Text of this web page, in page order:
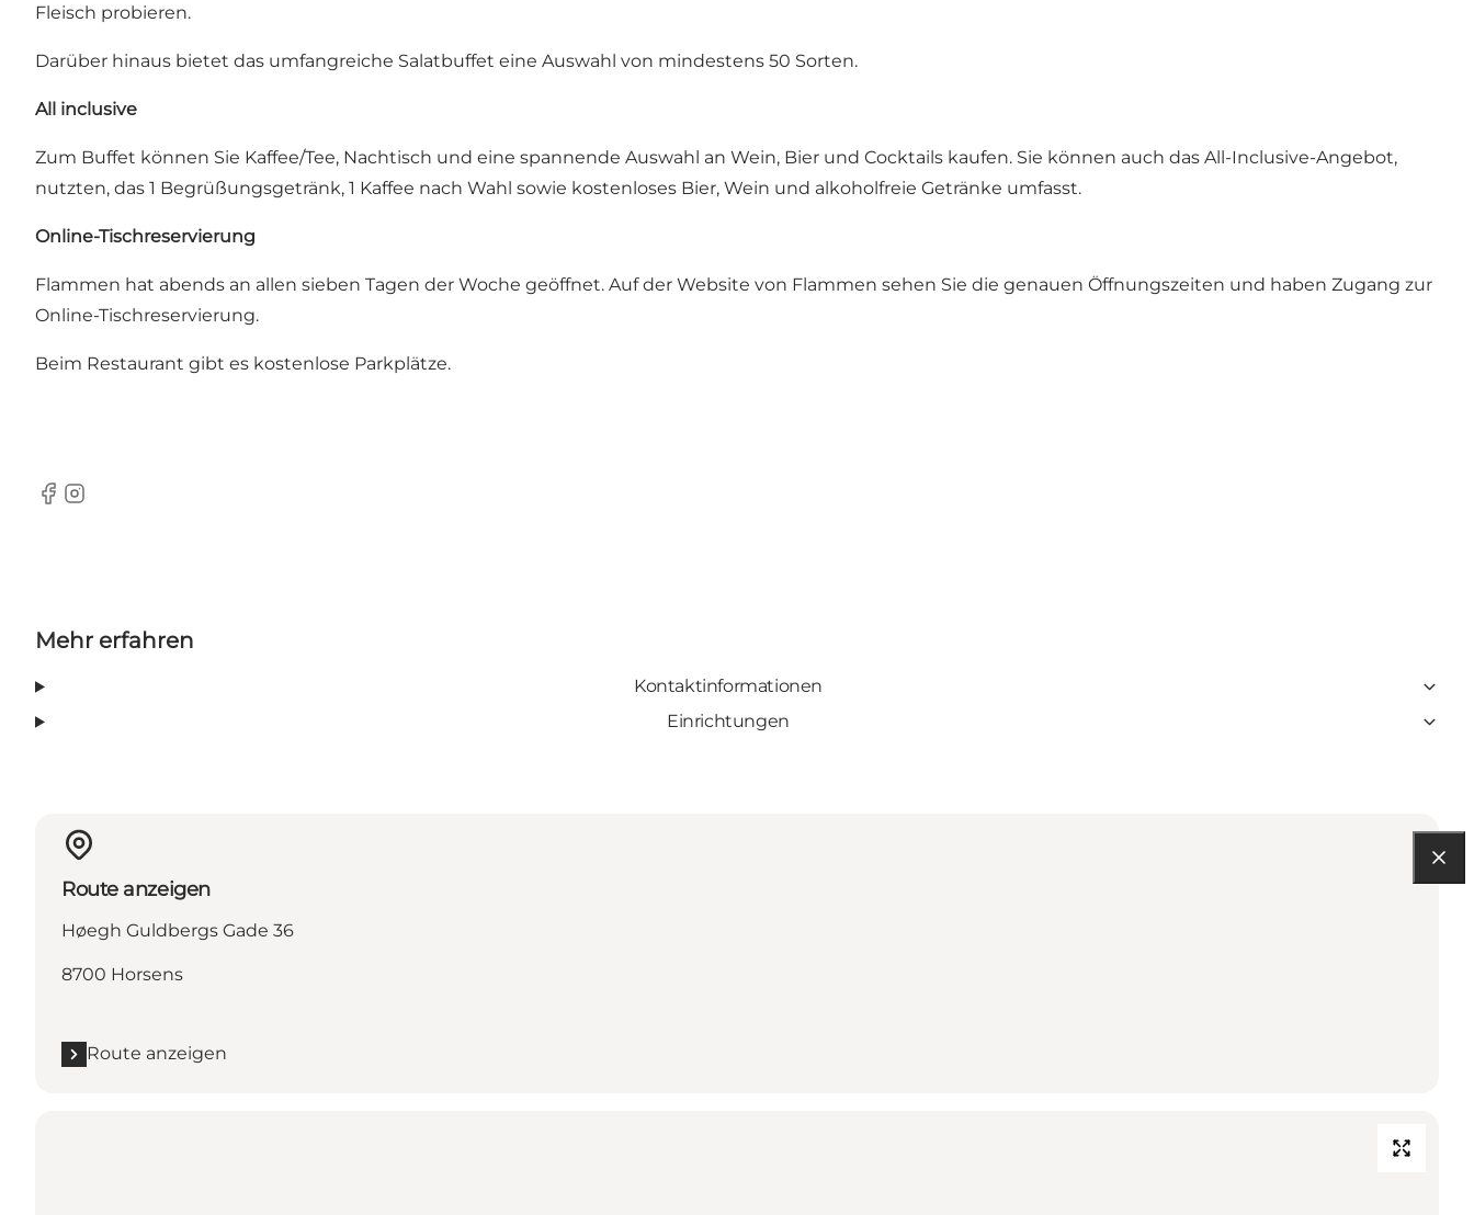
Fleisch probieren.
Darüber hinaus bietet das umfangreiche Salatbuffet eine Auswahl von mindestens 50 Sorten.
All inclusive
Zum Buffet können Sie Kaffee/Tee, Nachtisch und eine spannende Auswahl an Wein, Bier und Cocktails kaufen. Sie können auch das All-Inclusive-Angebot,
nutzten, das 1 Begrüßungsgetränk, 1 Kaffee nach Wahl sowie kostenloses Bier, Wein und alkoholfreie Getränke umfasst.
Online-Tischreservierung
Flammen hat abends an allen sieben Tagen der Woche geöffnet. Auf der Website von Flammen sehen Sie die genauen Öffnungszeiten und haben Zugang zur
Online-Tischreservierung.
Beim Restaurant gibt es kostenlose Parkplätze.
Facebook
Instagram
Mehr erfahren
Kontaktinformationen
Einrichtungen
Route anzeigen
Høegh Guldbergs Gade 36
8700 Horsens
Route anzeigen